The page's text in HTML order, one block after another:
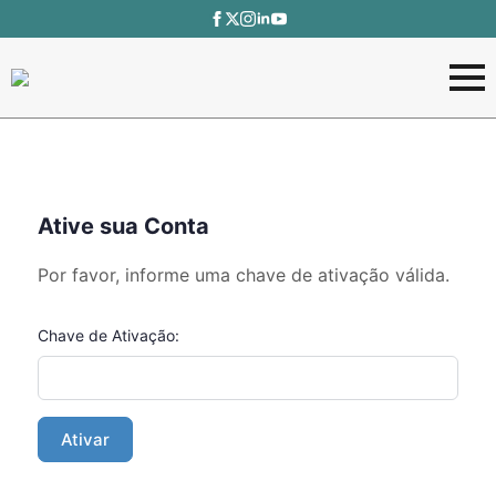
Ative sua Conta
Por favor, informe uma chave de ativação válida.
Chave de Ativação: